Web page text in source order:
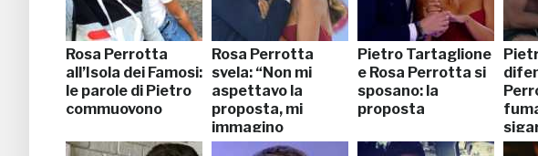
Rosa Perrotta
all’Isola dei Famosi:
le parole di Pietro
commuovono
Rosa Perrotta
svela: “Non mi
aspettavo la
proposta, mi
immagino
mamma”
Pietro Tartaglione
e Rosa Perrotta si
sposano: la
proposta